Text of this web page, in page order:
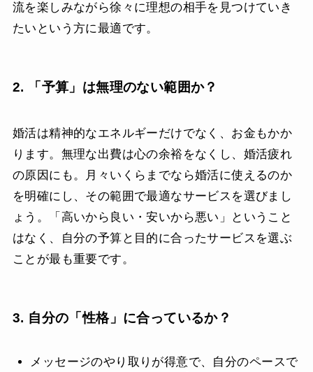
流を楽しみながら徐々に理想の相手を見つけていき
たいという方に最適です。
2. 「予算」は無理のない範囲か？
婚活は精神的なエネルギーだけでなく、お金もかか
ります。無理な出費は心の余裕をなくし、婚活疲れ
の原因にも。月々いくらまでなら婚活に使えるのか
を明確にし、その範囲で最適なサービスを選びまし
ょう。「高いから良い・安いから悪い」ということ
はなく、自分の予算と目的に合ったサービスを選ぶ
ことが最も重要です。
3. 自分の「性格」に合っているか？
メッセージのやり取りが得意で、自分のペースで